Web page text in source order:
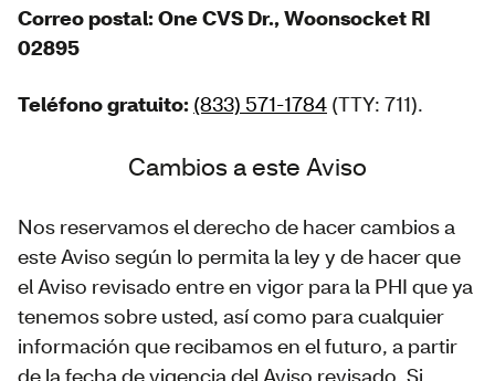
Correo postal: One CVS Dr., Woonsocket RI
02895
Teléfono gratuito: (833) 571-1784 (TTY: 711).
Cambios a este Aviso
Nos reservamos el derecho de hacer cambios a
este Aviso según lo permita la ley y de hacer que
el Aviso revisado entre en vigor para la PHI que ya
tenemos sobre usted, así como para cualquier
información que recibamos en el futuro, a partir
de la fecha de vigencia del Aviso revisado. Si